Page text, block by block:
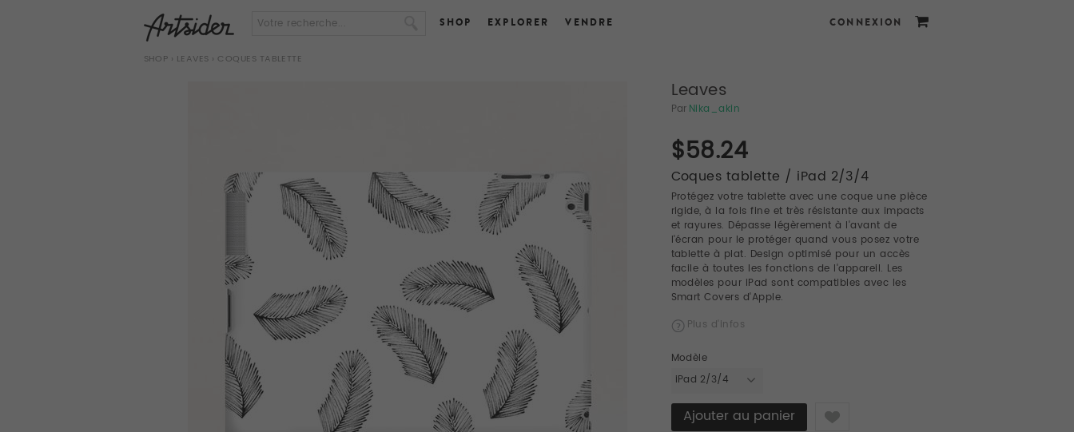
SHOP EXPLORER VENDRE CONNEXION
SHOP › LEAVES › COQUES TABLETTE
Leaves
Par Nika_akin
$58.24
Coques tablette / iPad 2/3/4
Protégez votre tablette avec une coque une pièce
rigide, à la fois fine et très résistante aux impacts
et rayures. Dépasse légèrement à l'avant de
l'écran pour le protéger quand vous posez votre
tablette à plat. Design optimisé pour un accès
facile à toutes les fonctions de l'appareil. Les
modèles pour iPad sont compatibles avec les
Smart Covers d'Apple.
Plus d'infos
Modèle
iPad 2/3/4
Like